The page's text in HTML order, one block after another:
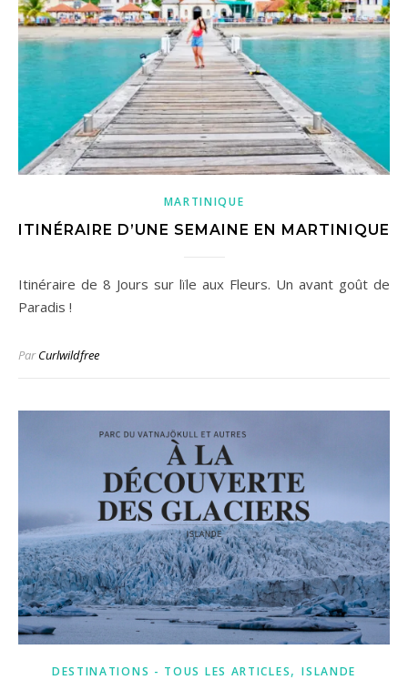
MARTINIQUE
ITINÉRAIRE D’UNE SEMAINE EN MARTINIQUE
Itinéraire de 8 Jours sur lïle aux Fleurs. Un avant goût de
Paradis !
ParCurlwildfree
DESTINATIONS - TOUS LES ARTICLES,ISLANDE